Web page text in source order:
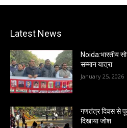
Latest News
Noida:भारतीय
सम्मान यात्रा
January 25, 2026
गणतंत्र दिवस से
दिखाया जोश